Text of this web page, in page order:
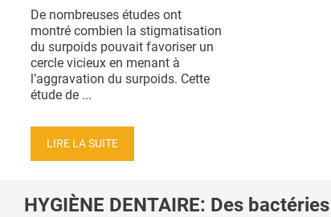
De nombreuses études ont
montré combien la stigmatisation
du surpoids pouvait favoriser un
cercle vicieux en menant à
l’aggravation du surpoids. Cette
étude de ...
LIRE LA SUITE
HYGIÈNE DENTAIRE: Des bactéries